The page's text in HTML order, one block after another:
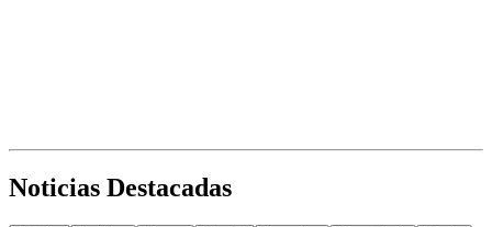
Noticias Destacadas